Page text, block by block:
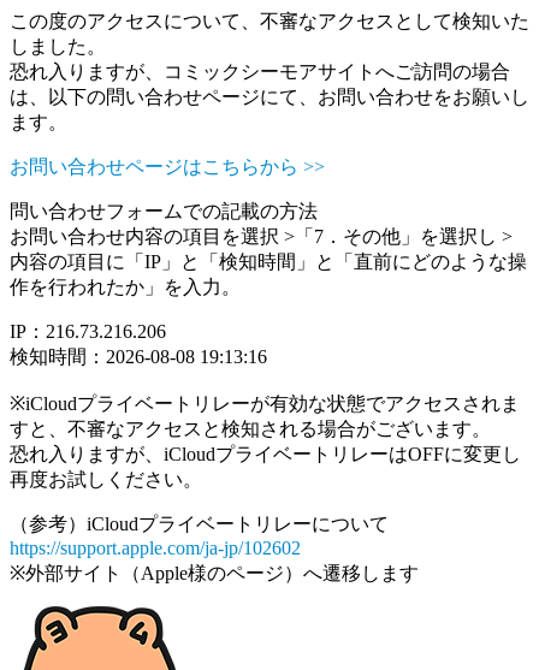
この度のアクセスについて、不審なアクセスとして検知いた
しました。
恐れ入りますが、コミックシーモアサイトへご訪問の場合
は、以下の問い合わせページにて、お問い合わせをお願いし
ます。
お問い合わせページはこちらから >>
問い合わせフォームでの記載の方法
お問い合わせ内容の項目を選択 >「7．その他」を選択し >
内容の項目に「IP」と「検知時間」と「直前にどのような操
作を行われたか」を入力。
IP：216.73.216.206
検知時間：2026-08-08 19:13:16
※iCloudプライベートリレーが有効な状態でアクセスされま
すと、不審なアクセスと検知される場合がございます。
恐れ入りますが、iCloudプライベートリレーはOFFに変更し
再度お試しください。
（参考）iCloudプライベートリレーについて
https://support.apple.com/ja-jp/102602
※外部サイト（Apple様のページ）へ遷移します